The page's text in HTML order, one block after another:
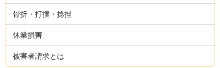
骨折・打撲・捻挫
休業損害
被害者請求とは